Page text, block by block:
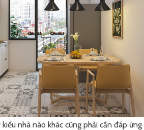
nhà nào khác cũng phải cần đáp